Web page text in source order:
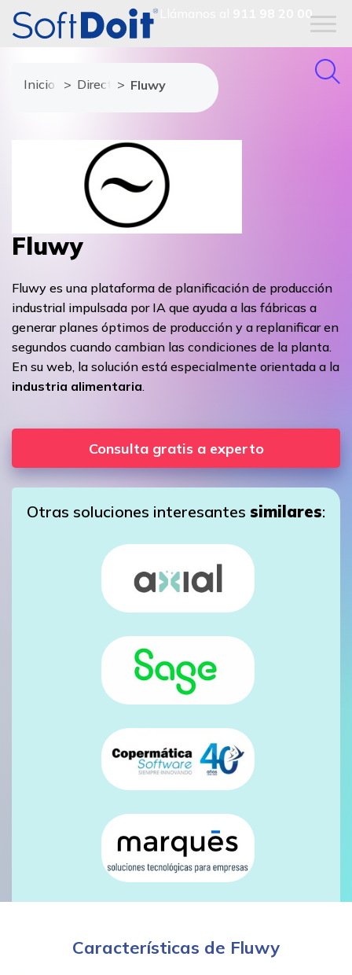
911 98 20 00
Inicio Directorio de proveedores
Fluwy
Fluwy
Fluwy es una plataforma de planificación de producción
industrial impulsada por IA que ayuda a las fábricas a
generar planes óptimos de producción y a replanificar en
segundos cuando cambian las condiciones de la planta.
En su web, la solución está especialmente orientada a la
industria alimentaria.
Consulta gratis a experto
Otras soluciones interesantes similares:
Características de Fluwy